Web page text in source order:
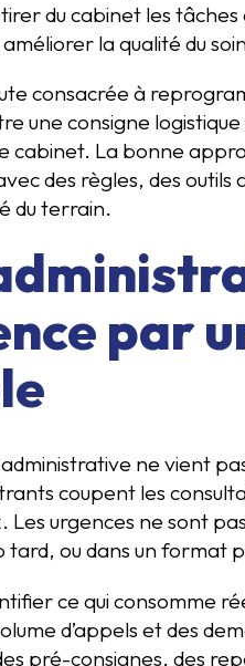
du cabinet les
la qualité du
consacrée à
une consigne logistique
cabinet. La bonne
des règles, des outils
du terrain.
par
ne vient
coupent les
urgences ne sont
tard, ou dans un format
ce qui consomme
d’appels et des
pré-consignes, des